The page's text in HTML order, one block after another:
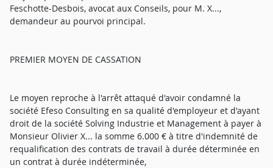
Feschotte-Desbois, avocat aux Conseils, pour M. X...,
demandeur au pourvoi principal.
PREMIER MOYEN DE CASSATION
Le moyen reproche à l'arrêt attaqué d'avoir condamné la
société Efeso Consulting en sa qualité d'employeur et d'ayant
droit de la société Solving Industrie et Management à payer à
Monsieur Olivier X... la somme 6.000 € à titre d'indemnité de
requalification des contrats de travail à durée déterminée en
un contrat à durée indéterminée,